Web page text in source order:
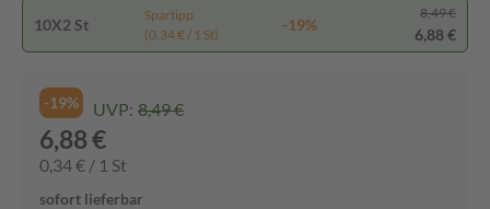
10X2 St
Spartipp
(0,34 € / 1 St)
-19%
8,49 €
6,88 €
-19% UVP: 8,49 €
6,88 €
0,34 € / 1 St
sofort lieferbar